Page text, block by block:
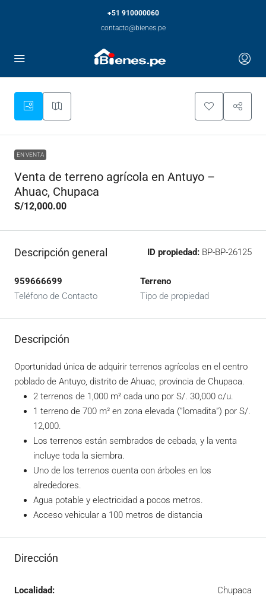
+51 910000060
contacto@bienes.pe
EN VENTA
Venta de terreno agrícola en Antuyo –
Ahuac, Chupaca
S/12,000.00
Descripción general ID propiedad: BP-BP-26125
959666699
Teléfono de Contacto
Terreno
Tipo de propiedad
Descripción
Oportunidad única de adquirir terrenos agrícolas en el centro
poblado de Antuyo, distrito de Ahuac, provincia de Chupaca.
2 terrenos de 1,000 m² cada uno por S/. 30,000 c/u.
1 terreno de 700 m² en zona elevada (”lomadita”) por S/.
12,000.
Los terrenos están sembrados de cebada, y la venta
incluye toda la siembra.
Uno de los terrenos cuenta con árboles en los
alrededores.
Agua potable y electricidad a pocos metros.
Acceso vehicular a 100 metros de distancia
Dirección
Localidad: Chupaca